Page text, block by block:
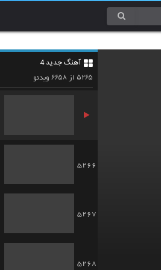
آهنگ جدید 4
۵۲۶۵ از ۶۶۵۸ویدئو
5264
5266
5267
5268